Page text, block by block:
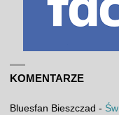
KOMENTARZE
Bluesfan Bieszczad -